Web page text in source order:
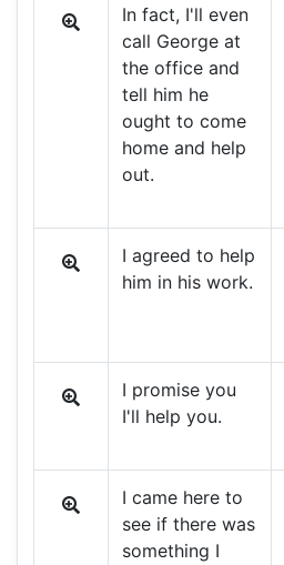
In fact, I'll even
call George at
the office and
tell him he
ought to come
home and help
out.
I agreed to help
him in his work.
I promise you
I'll help you.
I came here to
see if there was
something I